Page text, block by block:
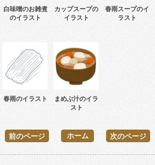
白味噌のお雑煮
のイラスト
カップスープの
イラスト
春雨スープのイ
ラスト
春雨のイラスト
まめぶ汁のイラ
スト
前のページ 次のページ
ホーム